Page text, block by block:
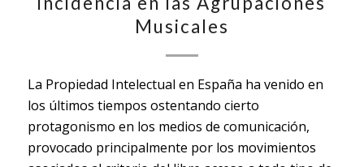
Musicales
La Propiedad Intelectual en España ha venido en
los últimos tiempos ostentando cierto
protagonismo en los medios de comunicación,
provocado principalmente por los movimientos